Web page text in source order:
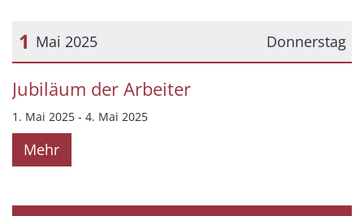
Donnerstag
1 Mai 2025
Datum: 1. Mai 2025
Jubiläum der Arbeiter
1. Mai 2025 - 4. Mai 2025
Mehr